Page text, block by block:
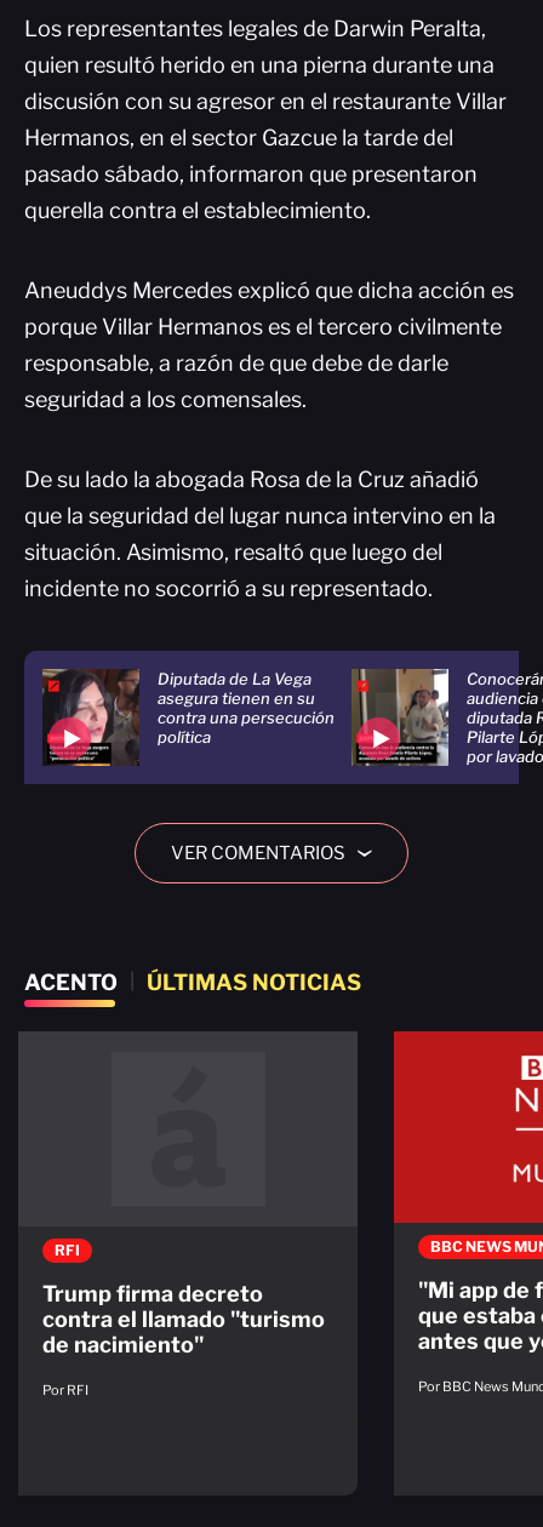
Los representantes legales de Darwin Peralta,
quien resultó herido en una pierna durante una
discusión con su agresor en el restaurante Villar
Hermanos, en el sector Gazcue la tarde del
pasado sábado, informaron que presentaron
querella contra el establecimiento.
Aneuddys Mercedes explicó que dicha acción es
porque Villar Hermanos es el tercero civilmente
responsable, a razón de que debe de darle
seguridad a los comensales.
De su lado la abogada Rosa de la Cruz añadió
que la seguridad del lugar nunca intervino en la
situación. Asimismo, resaltó que luego del
incidente no socorrió a su representado.
Diputada de La Vega
asegura tienen en su
contra una persecución
política
audiencia
diputada
Pilarte
por
VER COMENTARIOS ›
ACENTO ÚLTIMAS NOTICIAS
RFI
Trump firma decreto
contra el llamado "turismo
de nacimiento"
Por RFI
BBC NEWS
"Mi app de
que estaba
antes que
Por BBC News